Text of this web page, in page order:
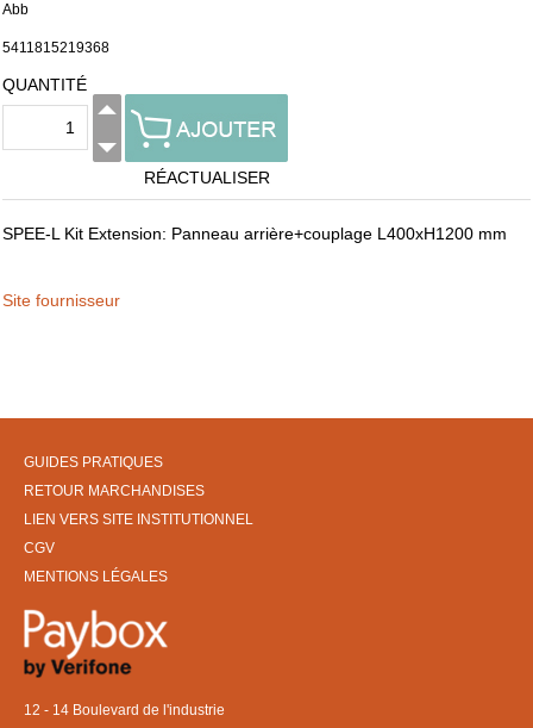
Abb
5411815219368
QUANTITÉ
RÉACTUALISER
SPEE-L Kit Extension: Panneau arrière+couplage L400xH1200 mm
Site fournisseur
GUIDES PRATIQUES
RETOUR MARCHANDISES
LIEN VERS SITE INSTITUTIONNEL
CGV
MENTIONS LÉGALES
12 - 14 Boulevard de l'industrie